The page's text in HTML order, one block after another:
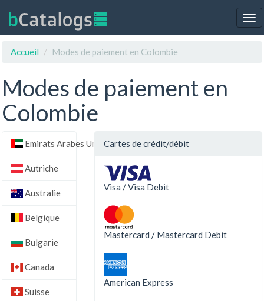
Accueil
Modes de paiement en Colombie
Modes de paiement en
Colombie
Emirats Arabes Unis
Autriche
Australie
Belgique
Bulgarie
Canada
Suisse
Cartes de crédit/débit
Visa / Visa Debit
Mastercard / Mastercard Debit
American Express